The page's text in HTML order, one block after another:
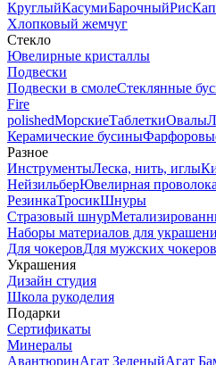
КруглыйКасумиБарочныйРис
Хлопковый жемчуг
Стекло
Ювелирные кристаллы
Подвески
Подвески в смолеСтеклянные
Fire
polishedМорскиеТаблеткиОвалы
Керамические бусины
Разное
ИнструментыЛеска, нить, иглы
НейзильберЮвелирная проволока
РезинкаТросикШнуры
Стразовый шнур
Наборы материалов для
Для чокеровДля мужских чокеров
Украшения
Дизайн студия
Школа рукоделия
Подарки
Сертификаты
Минералы
АвантюринАгат ЗеленыйАгат